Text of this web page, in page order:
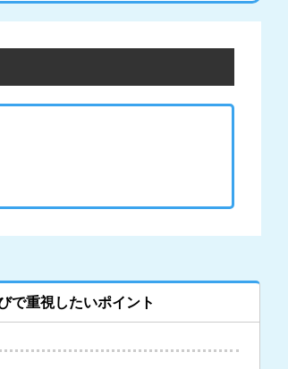
で重視したいポイント